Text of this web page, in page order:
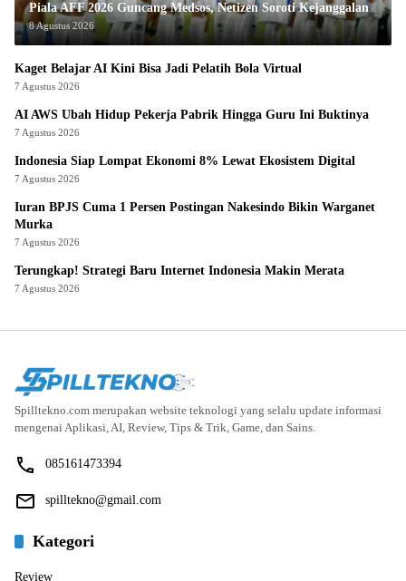
Piala AFF 2026 Guncang Medsos, Netizen Soroti Kejanggalan
8 Agustus 2026
Kaget Belajar AI Kini Bisa Jadi Pelatih Bola Virtual
7 Agustus 2026
AI AWS Ubah Hidup Pekerja Pabrik Hingga Guru Ini Buktinya
7 Agustus 2026
Indonesia Siap Lompat Ekonomi 8% Lewat Ekosistem Digital
7 Agustus 2026
Iuran BPJS Cuma 1 Persen Postingan Nakesindo Bikin Warganet
Murka
7 Agustus 2026
Terungkap! Strategi Baru Internet Indonesia Makin Merata
7 Agustus 2026
Spilltekno.com merupakan website teknologi yang selalu update informasi
mengenai Aplikasi, AI, Review, Tips & Trik, Game, dan Sains.
085161473394
spilltekno@gmail.com
Kategori
Review